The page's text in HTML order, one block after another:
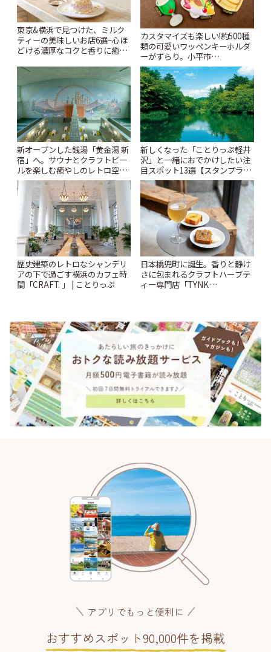
東京&横浜で見つけた、ミルク
ティーの美味しいお店6選~心ほ
どける濃厚なコクと香りに癒や
ぷ
カスタマイズも楽しい!約500種
類の可愛いワッペンキーホルダ
ーがずらり。小平市
「Kimamaya T&K」 | ことりっ
ぷ
新オープンした銭湯「黄金湯 新
宿」へ。サウナとクラフトビー
ルを楽しむ癒やしのレトロ空間
| ことりっぷ
新しくなった「ことりっぷ軽井
沢」と一緒におでかけしたい注
目スポット13選【スタンプラリ
ー開催中】 | ことりっぷ
歴史建築のレトロなシャンデリ
アの下で過ごす横浜のカフェ時
間「CRAFT. 」 | ことりっぷ
日本橋兜町に誕生。香りと静け
さに包まれるクラフトハーブテ
ィー専門店「TYNK
アプリでもっと便利に
おすすめスポット90,000件を掲載